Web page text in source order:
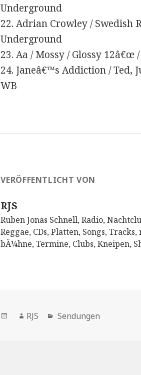
Underground
22. Adrian Crowley / Swedish
Underground
23. Aa / Mossy / Glossy
24. Janeâ€™s Addiction / Ted,
WB
VERÖFFENTLICHT VON
RJS
Ruben Jonas Schnell, Radio,
Reggae, CDs, Platten, Songs,
bÃ¼hne, Termine, Clubs, Kneipen,
Veröffentlicht
Autor
RJS Kategorien
Sendungen